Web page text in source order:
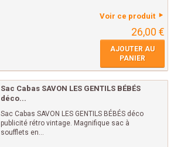
Voir ce produit
26,00 €
AJOUTER AU
PANIER
Sac Cabas SAVON LES GENTILS BÉBÉS
déco...
Sac Cabas SAVON LES GENTILS BÉBÉS déco
publicité rétro vintage. Magnifique sac à
soufflets en...